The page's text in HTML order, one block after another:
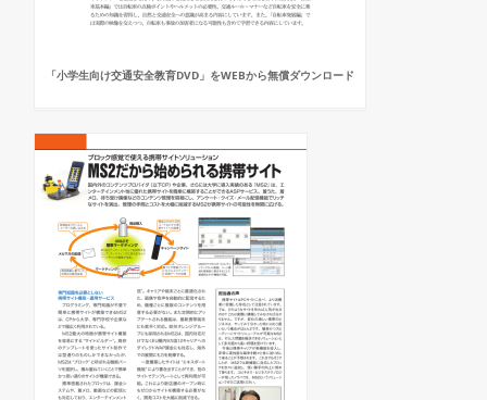
「小学生向け交通安全教育DVD」をWEBから無償ダウンロード